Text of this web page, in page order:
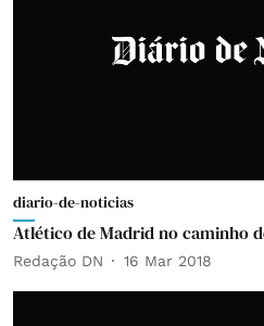
diario-de-noticias
Atlético de Madrid no caminho
Redação DN 16 Mar 2018